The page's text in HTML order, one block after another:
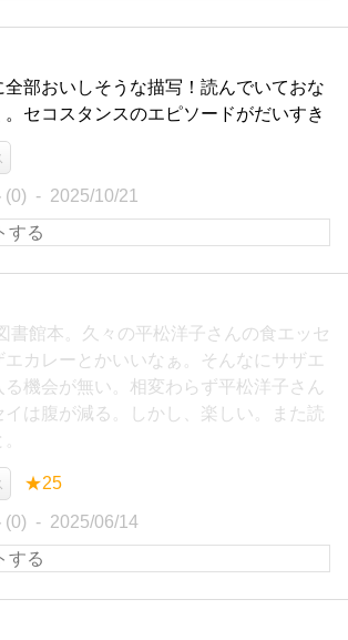
全部おいしそうな描写！読んでいておな
。セコスタンスのエピソードがだいすき
(0) 2025/10/21
書館本。久々の平松洋子さんの食エッセ
エカレーとかいいなぁ。そんなにサザエ
る機会が無い。相変わらず平松洋子さん
イは腹が減る。しかし、楽しい。また読
★25
(0) 2025/06/14